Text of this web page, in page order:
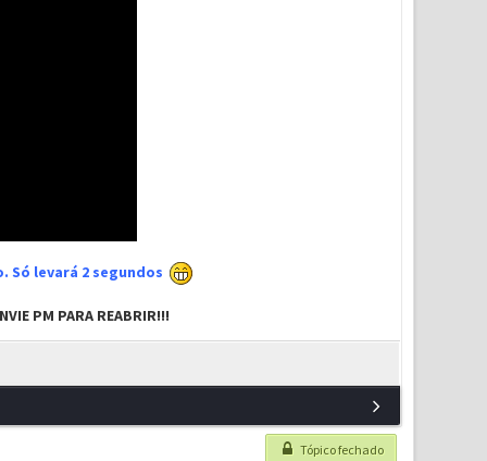
Só levará 2 segundos
PM PARA REABRIR!!!
Tópico fechado